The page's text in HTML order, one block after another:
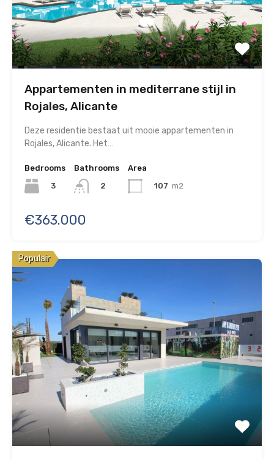
Appartementen in mediterrane stijl in
Rojales, Alicante
Deze residentie bestaat uit mooie appartementen in
Rojales, Alicante. Het…
Bedrooms
3
Bathrooms
2
Area
107 m2
€363.000
Populair